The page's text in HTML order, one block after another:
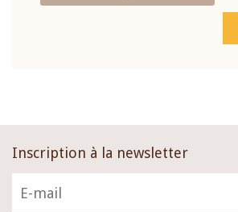
Inscription à la newsletter